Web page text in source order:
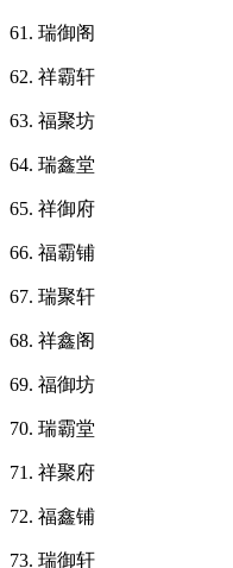
61. 瑞御阁
62. 祥霸轩
63. 福聚坊
64. 瑞鑫堂
65. 祥御府
66. 福霸铺
67. 瑞聚轩
68. 祥鑫阁
69. 福御坊
70. 瑞霸堂
71. 祥聚府
72. 福鑫铺
73. 瑞御轩